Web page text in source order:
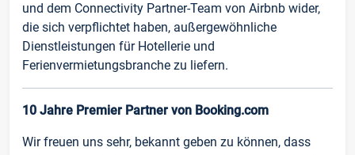
und dem Connectivity Partner-Team von Airbnb wider,
die sich verpflichtet haben, außergewöhnliche
Dienstleistungen für Hotellerie und
Ferienvermietungsbranche zu liefern.
10 Jahre Premier Partner von Booking.com
Wir freuen uns sehr, bekannt geben zu können, dass